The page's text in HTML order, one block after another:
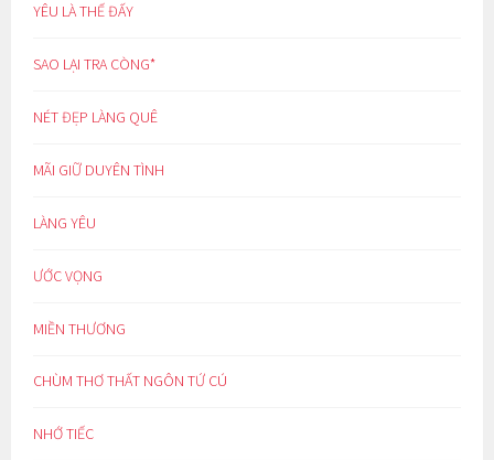
YÊU LÀ THẾ ĐẤY
SAO LẠI TRA CÒNG*
NÉT ĐẸP LÀNG QUÊ
MÃI GIỮ DUYÊN TÌNH
LÀNG YÊU
ƯỚC VỌNG
MIỀN THƯƠNG
CHÙM THƠ THẤT NGÔN TỨ CÚ
NHỚ TIẾC